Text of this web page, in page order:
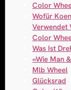
Color
Wofür
Verwendet
Color
Was Ist
«Wie Man
Mlb Wheel
Glücksrad